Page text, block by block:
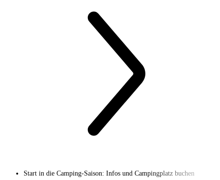
Start in die Camping-Saison: Infos und Campingplatz buchen